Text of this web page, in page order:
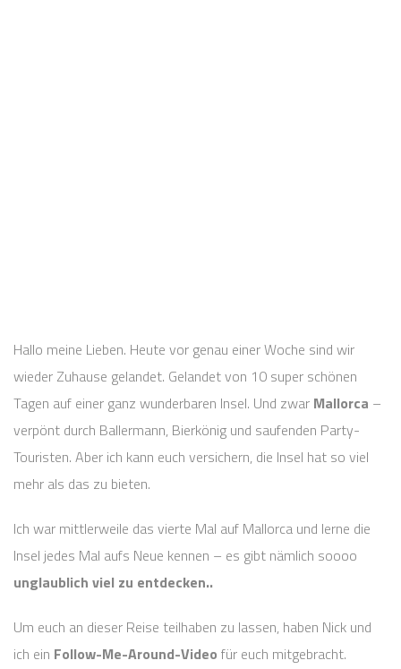
Hallo meine Lieben. Heute vor genau einer Woche sind wir
wieder Zuhause gelandet. Gelandet von 10 super schönen
Tagen auf einer ganz wunderbaren Insel. Und zwar Mallorca –
verpönt durch Ballermann, Bierkönig und saufenden Party-
Touristen. Aber ich kann euch versichern, die Insel hat so viel
mehr als das zu bieten.
Ich war mittlerweile das vierte Mal auf Mallorca und lerne die
Insel jedes Mal aufs Neue kennen – es gibt nämlich soooo
unglaublich viel zu entdecken..
Um euch an dieser Reise teilhaben zu lassen, haben Nick und
ich ein Follow-Me-Around-Video für euch mitgebracht.